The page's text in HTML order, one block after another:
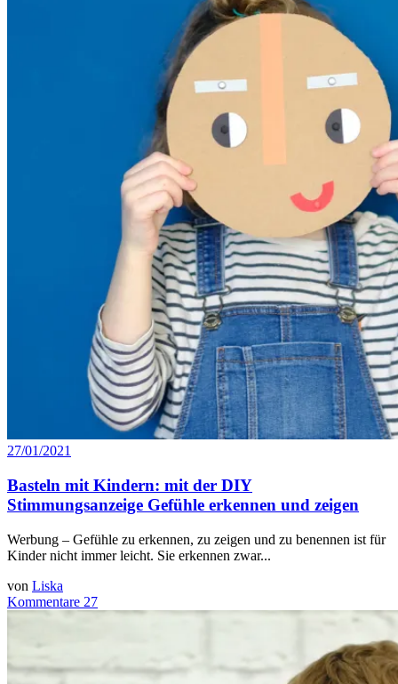
27/01/2021
Basteln mit Kindern: mit der DIY
Stimmungsanzeige Gefühle erkennen und zeigen
Werbung – Gefühle zu erkennen, zu zeigen und zu benennen ist für
Kinder nicht immer leicht. Sie erkennen zwar...
von Liska
Kommentare 27